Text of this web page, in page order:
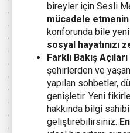
bireyler için Sesli
mücadele etmenin
konforunda bile
sosyal
Farklı Bakış
şehirlerden ve
yapılan sohbetler,
genişletir. Yeni
hakkında bilgi
geliştirebilirsiniz.